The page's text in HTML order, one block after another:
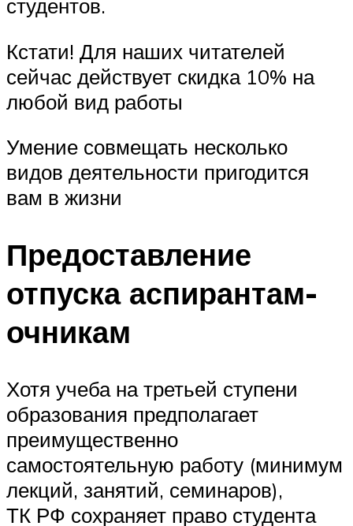
студентов.
Кстати! Для наших читателей
сейчас действует скидка 10% на
любой вид работы
Умение совмещать несколько
видов деятельности пригодится
вам в жизни
Предоставление
отпуска аспирантам-
очникам
Хотя учеба на третьей ступени
образования предполагает
преимущественно
самостоятельную работу (минимум
лекций, занятий, семинаров),
ТК РФ сохраняет право студента